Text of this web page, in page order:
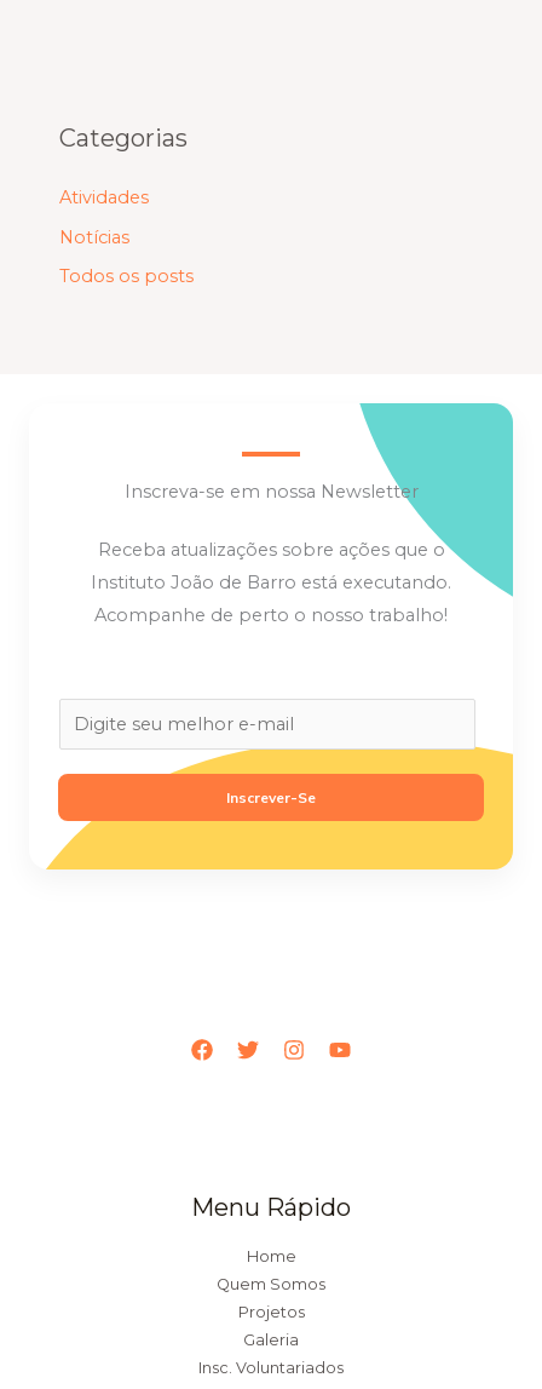
Categorias
Atividades
Notícias
Todos os posts
Inscreva-se em nossa Newsletter
Receba atualizações sobre ações que o
Instituto João de Barro está executando.
Acompanhe de perto o nosso trabalho!
m
a
i
l
*
Inscrever-Se
Menu Rápido
Home
Quem Somos
Projetos
Galeria
Insc. Voluntariados